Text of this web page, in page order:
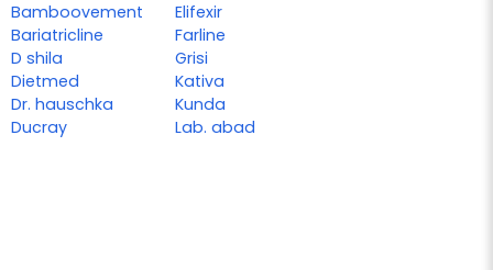
Bamboovement
Bariatricline
D shila
Dietmed
Dr. hauschka
Ducray
Elifexir
Farline
Grisi
Kativa
Kunda
Lab. abad